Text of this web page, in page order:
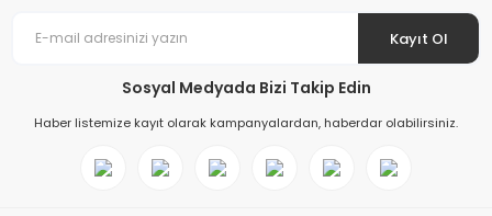
Kayıt Ol
Sosyal Medyada Bizi Takip Edin
Haber listemize kayıt olarak kampanyalardan, haberdar olabilirsiniz.